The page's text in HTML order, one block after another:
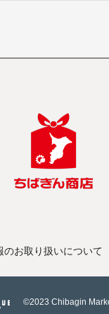
のお取り扱いについて
©️2023 Chibagin